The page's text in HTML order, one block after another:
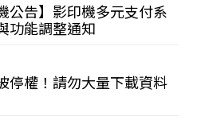
公告】影印機多元支付系
功能調整通知
停權！請勿大量下載資料